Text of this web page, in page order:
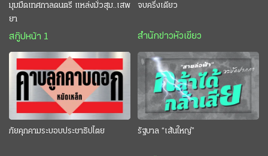
มุมมืดเทศกาลดนตรี แหล่งมั่วสุม..เสพ
ยา
สกู๊ปหน้า 1
จบครึ่งเดียว
สำนักข่าวหัวเขียว
ภัยคุกคามระบอบประชาธิปไตย รัฐบาล “เส้นใหญ่”